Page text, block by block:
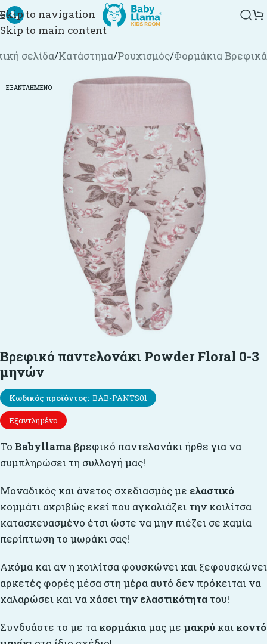
Skip to navigation
Skip to main content
σελίδα/Κατάστημα/Ρουχισμός/Φορμάκια Βρεφικά
ΕΞΑΝΤΛΗΜΈΝΟ
Βρεφικό παντελονάκι Powder Floral 0-3
μηνών
Κωδικός προϊόντος: BAB-PANTS01
Εξαντλημένο
Το Babyllama βρεφικό παντελονάκι ήρθε για να
συμπληρώσει τη συλλογή μας!
Μοναδικός και άνετος σχεδιασμός με ελαστικό
κομμάτι ακριβώς εκεί που αγκαλιάζει την κοιλίτσα
κατασκευασμένο έτσι ώστε να μην πιέζει σε καμία
περίπτωση το μωράκι σας!
Ακόμα και αν η κοιλίτσα φουσκώνει και ξεφουσκώνει
αρκετές φορές μέσα στη μέρα αυτό δεν πρόκειται να
χαλαρώσει και να χάσει την ελαστικότητα του!
Συνδυάστε το με τα κορμάκιαμας με μακρύ και κοντό